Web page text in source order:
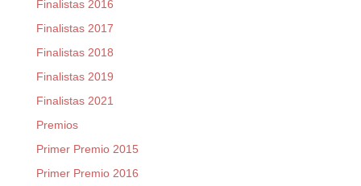
Finalistas 2016
Finalistas 2017
Finalistas 2018
Finalistas 2019
Finalistas 2021
Premios
Primer Premio 2015
Primer Premio 2016